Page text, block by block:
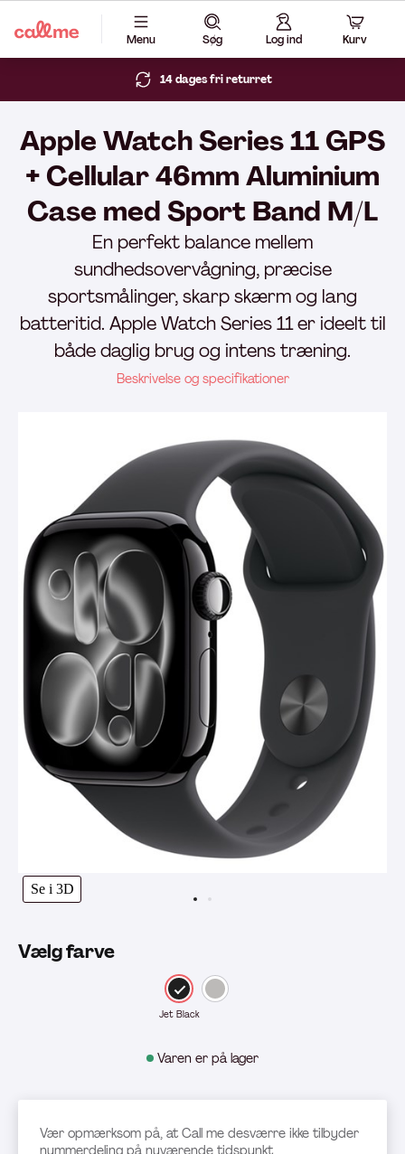
Menu Søg Log ind Kurv
14 dages fri returret
Se i 3D
Varen er på lager
Apple Watch Series 11 GPS
+ Cellular 46mm Aluminium
Case med Sport Band M/L
En perfekt balance mellem
sundhedsovervågning, præcise
sportsmålinger, skarp skærm og lang
batteritid. Apple Watch Series 11 er ideelt til
både daglig brug og intens træning.
Beskrivelse og specifikationer
Vær opmærksom på, at Call me desværre ikke tilbyder
nummerdeling på nuværende tidspunkt
Vælg farve
Jet Black